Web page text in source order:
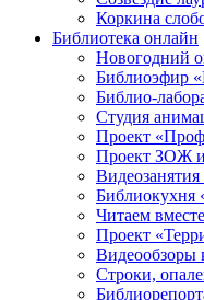
Коркина
Библиотека онлайн
Новогодний
Библиоэфир
Библио-
Студия
Проект
Проект ЗОЖ
Библиокухня
Читаем
Проект
Видеообзоры
Строки,